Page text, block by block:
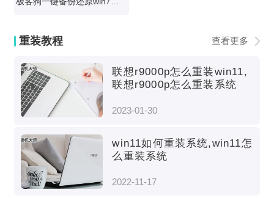
重装教程 查看更多
联想r9000p怎么重装win11,
联想r9000p怎么重装系统
2023-01-30
win11如何重装系统,win11怎
么重装系统
2022-11-17